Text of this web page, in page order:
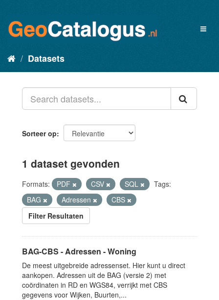
Datasets
Sorteer op
1 dataset gevonden
Formats: PDF CSV SQL
Tags:
BAG
Adressen
CBS
Filter Resultaten
BAG-CBS - Adressen - Woning
De meest uitgebreide adressenset. Hier kunt u direct
aankopen. Adressen uit de BAG (versie 2) met
coördinaten in RD en WGS84, verrijkt met CBS
gegevens voor Wijken, Buurten,...